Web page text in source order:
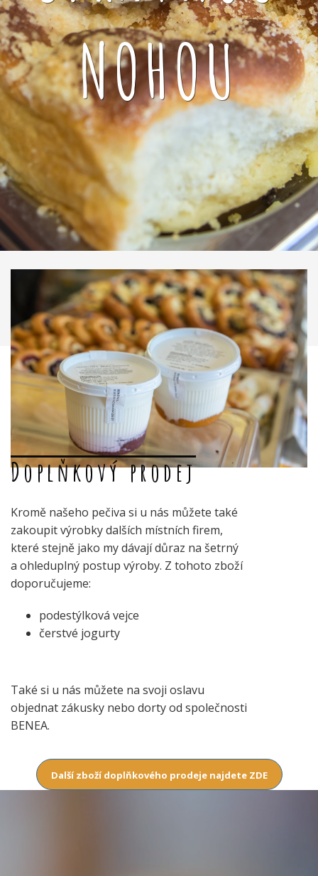
NOHOU
Doplňkový prodej
Kromě našeho pečiva si u nás můžete také
zakoupit výrobky dalších místních firem,
které stejně jako my dávají důraz na šetrný
a ohleduplný postup výroby. Z tohoto zboží
doporučujeme:
podestýlková vejce
čerstvé jogurty
Také si u nás můžete na svoji oslavu
objednat zákusky nebo dorty od společnosti
BENEA.
Další zboží doplňkového prodeje najdete ZDE